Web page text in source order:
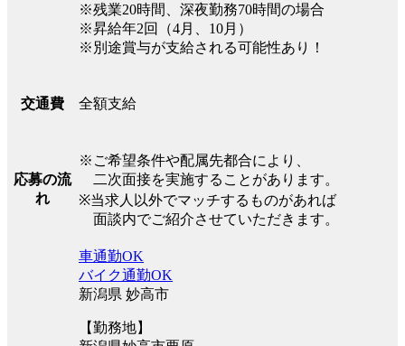
※残業20時間、深夜勤務70時間の場合
※昇給年2回（4月、10月）
※別途賞与が支給される可能性あり！
交通費 全額支給
応募の流
れ
※ご希望条件や配属先都合により、
二次面接を実施することがあります。
※当求人以外でマッチするものがあれば
面談内でご紹介させていただきます。
車通勤OK
バイク通勤OK
新潟県 妙高市
【勤務地】